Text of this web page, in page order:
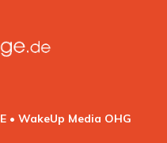
• WakeUp Media OHG